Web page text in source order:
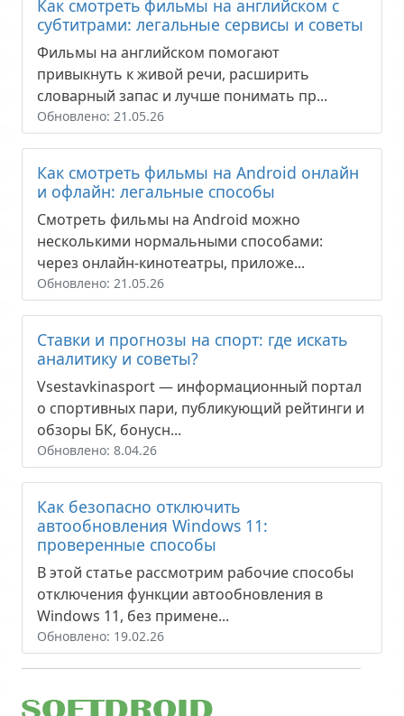
Как смотреть фильмы на английском с
субтитрами: легальные сервисы и советы
Фильмы на английском помогают
привыкнуть к живой речи, расширить
словарный запас и лучше понимать пр...
Обновлено: 21.05.26
Как смотреть фильмы на Android онлайн
и офлайн: легальные способы
Смотреть фильмы на Android можно
несколькими нормальными способами:
через онлайн-кинотеатры, приложе...
Обновлено: 21.05.26
Ставки и прогнозы на спорт: где искать
аналитику и советы?
Vsestavkinasport — информационный портал
о спортивных пари, публикующий рейтинги и
обзоры БК, бонусн...
Обновлено: 8.04.26
Как безопасно отключить
автообновления Windows 11:
проверенные способы
В этой статье рассмотрим рабочие способы
отключения функции автообновления в
Windows 11, без примене...
Обновлено: 19.02.26